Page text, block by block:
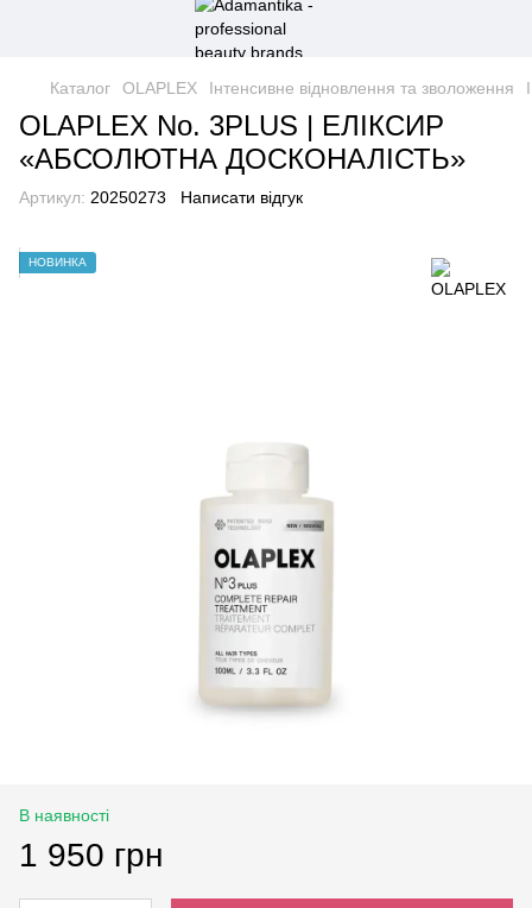
Каталог OLAPLEX Інтенсивне відновлення та зволоження
OLAPLEX No. 3PLUS | ЕЛІКСИР
«АБСОЛЮТНА ДОСКОНАЛІСТЬ»
Артикул: 20250273 Написати відгук
НОВИНКА
В наявності
1 950 грн